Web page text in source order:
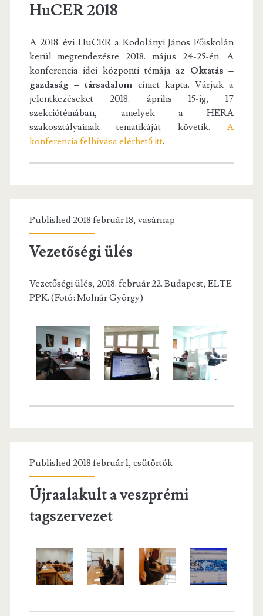
HuCER 2018
A 2018. évi HuCER a Kodolányi János Főiskolán
kerül megrendezésre 2018. május 24-25-én. A
konferencia idei központi témája az Oktatás –
gazdaság – társadalom címet kapta. Várjuk a
jelentkezéseket 2018. április 15-ig, 17
szekciótémában, amelyek a HERA
szakosztályainak tematikáját követik.A
konferencia felhívása elérhető itt.
Published 2018 február 18, vasárnap
Vezetőségi ülés
Vezetőségi ülés, 2018. február 22. Budapest, ELTE
PPK. (Fotó: Molnár György)
Published 2018 február 1, csütörtök
Újraalakult a veszprémi
tagszervezet